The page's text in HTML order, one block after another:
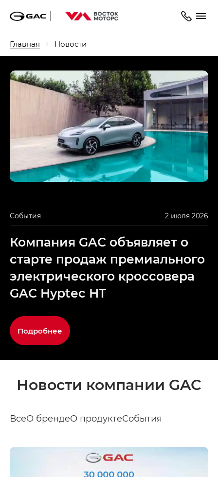
Главная Новости
События 2 июля 2026
Компания GAC объявляет о
старте продаж премиального
электрического кроссовера
GAC Hyptec HT
Подробнее
Новости компании GAC
ВсеО брендеО продуктеСобытия